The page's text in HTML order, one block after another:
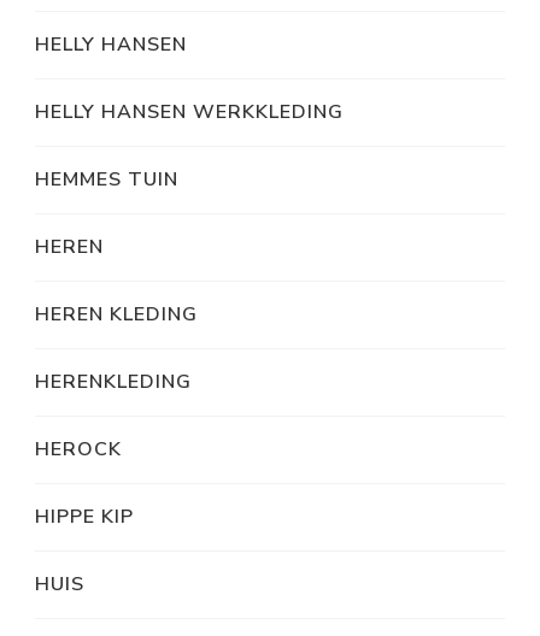
HELLY HANSEN
HELLY HANSEN WERKKLEDING
HEMMES TUIN
HEREN
HEREN KLEDING
HERENKLEDING
HEROCK
HIPPE KIP
HUIS